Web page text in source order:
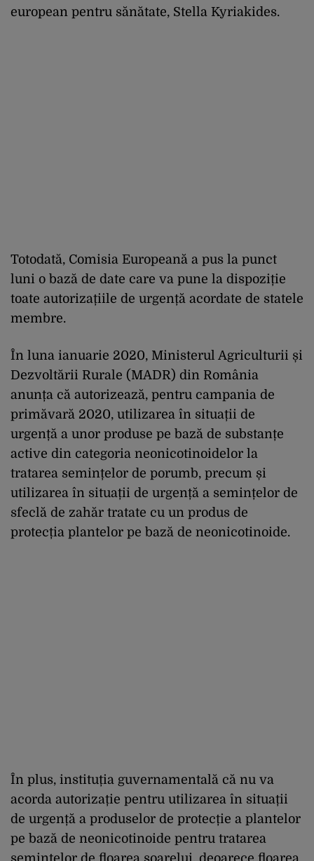
european pentru sănătate, Stella Kyriakides.
Totodată, Comisia Europeană a pus la punct
luni o bază de date care va pune la dispoziție
toate autorizațiile de urgență acordate de statele
membre.
În luna ianuarie 2020, Ministerul Agriculturii și
Dezvoltării Rurale (MADR) din România
anunța că autorizează, pentru campania de
primăvară 2020, utilizarea în situații de
urgență a unor produse pe bază de substanțe
active din categoria neonicotinoidelor la
tratarea semințelor de porumb, precum și
utilizarea în situații de urgență a semințelor de
sfeclă de zahăr tratate cu un produs de
protecția plantelor pe bază de neonicotinoide.
În plus, instituția guvernamentală că nu va
acorda autorizație pentru utilizarea în situații
de urgență a produselor de protecție a plantelor
pe bază de neonicotinoide pentru tratarea
semințelor de floarea soarelui, deoarece floarea